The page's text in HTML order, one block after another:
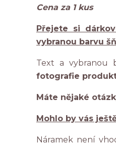
Cena za 1 kus
Přejete si
vybranou barvu
Text a vybranou
fotografie
Máte nějaké
Mohlo by vás
Náramek není